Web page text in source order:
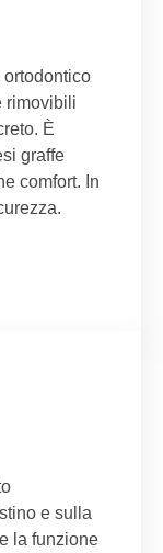
ortodontico
rimovibili
È
graffe
comfort. In
e sulla
la funzione